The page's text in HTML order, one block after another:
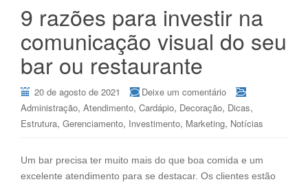
i
g
9 razões para investir na
comunicação visual do seu
bar ou restaurante
20 de agosto de 2021
Deixe um comentário
Administração, Atendimento, Cardápio, Decoração, Dicas,
Estrutura, Gerenciamento, Investimento, Marketing, Notícias
Um bar precisa ter muito mais do que boa comida e um
excelente atendimento para se destacar. Os clientes estão